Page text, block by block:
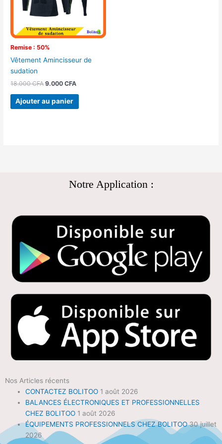
Remise : 50%
Vêtement Amincisseur de
sudation
18.000CFA 9.000CFA
Ajouter au panier
Notre Application :
Nos Articles récents
CONTACTEZ BOLITOO 1 août 2026
BALANCES ÉLECTRONIQUES ET PROFESSIONNELLES
CHEZ BOLITOO 1 août 2026
ÉQUIPEMENTS PROFESSIONNELS CHEZ BOLITOO 30 juillet
2026